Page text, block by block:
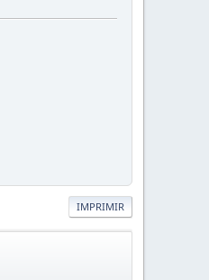
IMPRIMIR